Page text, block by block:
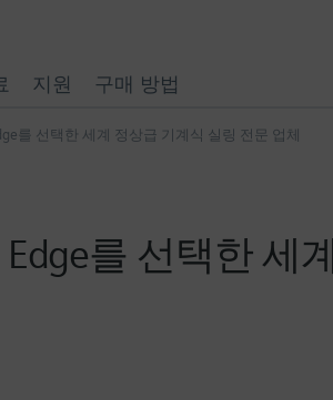
를 선택한 세계 정상급 기계식 실링 전문 업체
를 선택한 세
지원 구매 방법